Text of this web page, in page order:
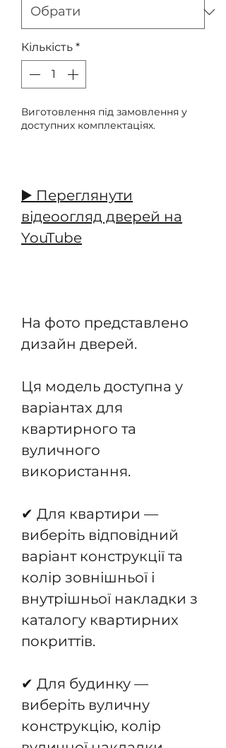
Кількість *
Виготовлення під замовлення у
доступних комплектаціях.
▶️ Переглянути
відеоогляд дверей на
YouTube
На фото представлено
дизайн дверей.
Ця модель доступна у
варіантах для
квартирного та
вуличного
використання.
✔ Для квартири —
виберіть відповідний
варіант конструкції та
колір зовнішньої і
внутрішньої накладки з
каталогу квартирних
покриттів.
✔ Для будинку —
виберіть вуличну
конструкцію, колір